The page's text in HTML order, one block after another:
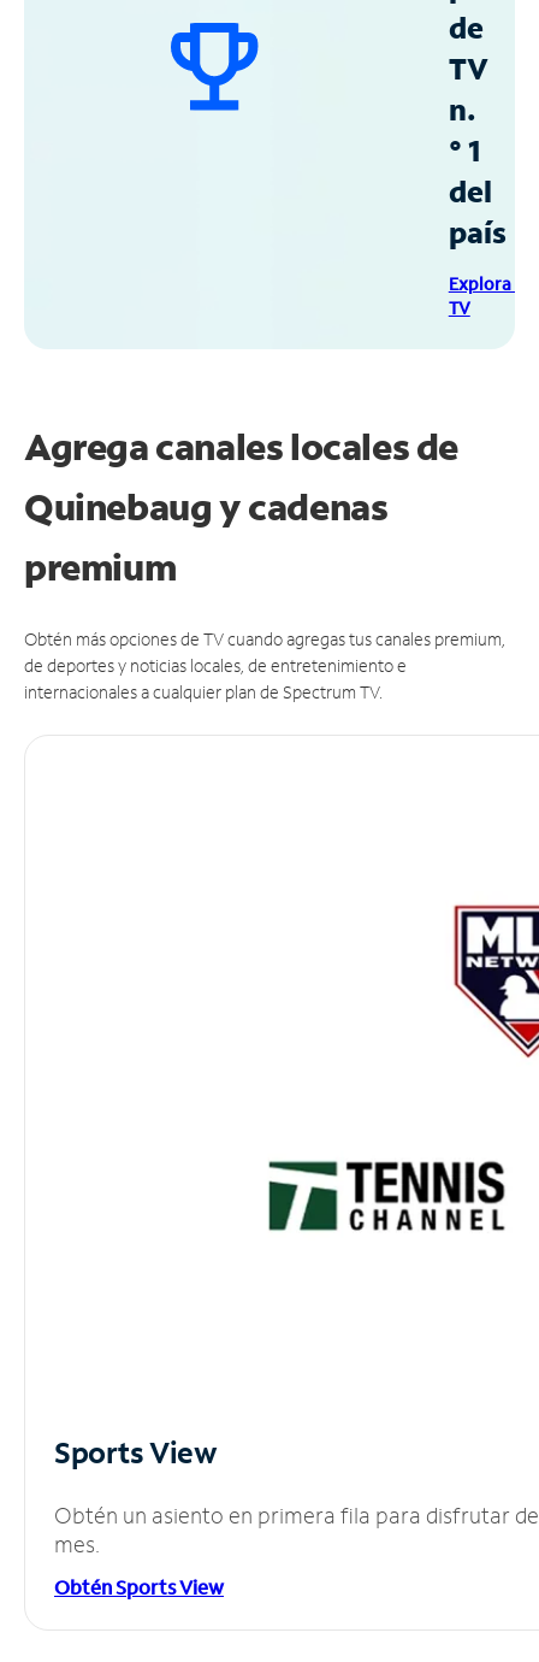
de
TV
n.
° 1
del
país
Explora
TV
Agrega canales locales de
Quinebaug y cadenas
premium
Obtén más opciones de TV cuando agregas tus canales premium,
de deportes y noticias locales, de entretenimiento e
internacionales a cualquier plan de Spectrum TV.
Sports View
Obtén un asiento en primera fila para disfrutar
mes.
Obtén Sports View